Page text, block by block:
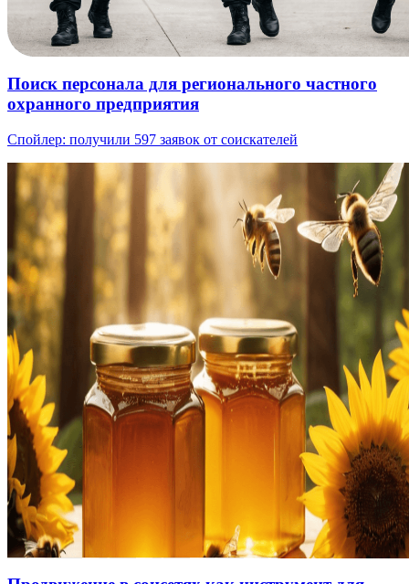
Поиск персонала для регионального частного
охранного предприятия
Спойлер: получили 597 заявок от соискателей